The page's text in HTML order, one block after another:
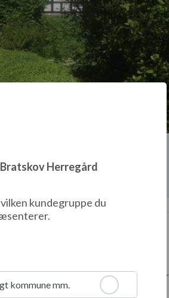
du leje hele herregården og opleve en
fest.
fortæller historien om århundreder med
bryllupsfest, en jubilæumsfest eller en stor
Herregård
kundegruppe du
kommune mm.